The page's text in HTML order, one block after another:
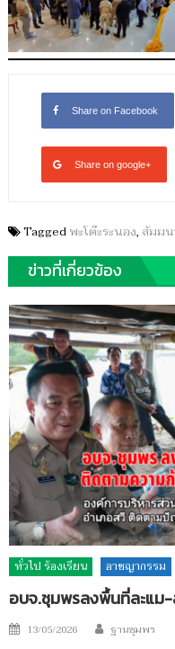
Share on Facebook
Share on google+
Taggedพะโต๊ะระนอง, สัมมน
ข่าวที่เกี่ยวข้อง
ทั่วไป ร้องเรียน อาชญากรรม
อบจ.ชุมพรลงพื้นที่ละแม-
Posted
13/05/2026 Author
ฐานชุมพร